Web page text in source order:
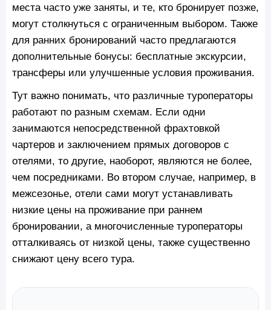
места часто уже заняты, и те, кто бронирует позже,
могут столкнуться с ограниченным выбором. Также
для ранних бронирований часто предлагаются
дополнительные бонусы: бесплатные экскурсии,
трансферы или улучшенные условия проживания.
Тут важно понимать, что различные туроператоры
работают по разным схемам. Если одни
занимаются непосредственной фрахтовкой
чартеров и заключением прямых договоров с
отелями, то другие, наоборот, являются не более,
чем посредниками. Во втором случае, например, в
межсезонье, отели сами могут устанавливать
низкие цены на проживание при раннем
бронировании, а многочисленные туроператоры
отталкиваясь от низкой цены, также существенно
снижают цену всего тура.